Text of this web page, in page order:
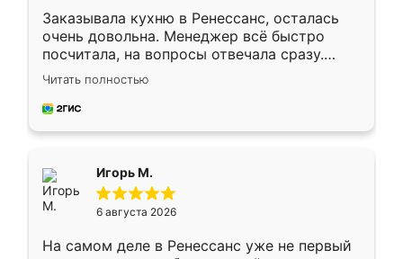
Заказывала кухню в Ренессанс, осталась
очень довольна. Менеджер всё быстро
посчитала, на вопросы отвечала сразу.
Замерщик приехал в субботу, подошёл к
делу со всей ответственностью. Собрали
за день, ребята работали аккуратно, даже
Читать полностью
Игорь М.
6 августа 2026
На самом деле в Ренессанс уже не первый